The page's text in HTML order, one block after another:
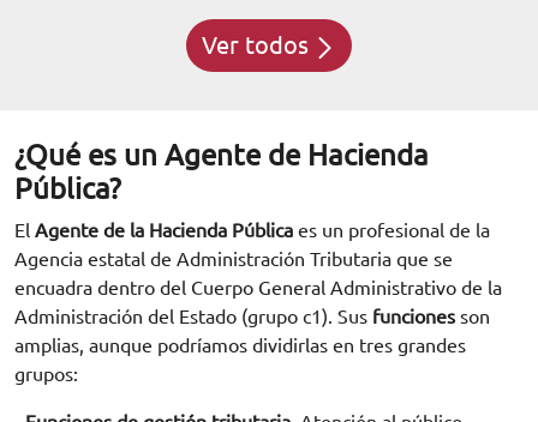
Ver todos
¿Qué es un Agente de Hacienda
Pública?
El Agente de la Hacienda Pública es un profesional de la
Agencia estatal de Administración Tributaria que se
encuadra dentro del Cuerpo General Administrativo de la
Administración del Estado (grupo c1). Sus funciones son
amplias, aunque podríamos dividirlas en tres grandes
grupos: